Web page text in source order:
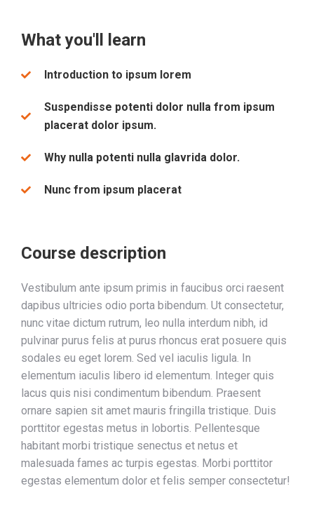
What you'll learn
Introduction to ipsum lorem
Suspendisse potenti dolor nulla from ipsum
placerat dolor ipsum.
Why nulla potenti nulla glavrida dolor.
Nunc from ipsum placerat
Course description
Vestibulum ante ipsum primis in faucibus orci raesent
dapibus ultricies odio porta bibendum. Ut consectetur,
nunc vitae dictum rutrum, leo nulla interdum nibh, id
pulvinar purus felis at purus rhoncus erat posuere quis
sodales eu eget lorem. Sed vel iaculis ligula. In
elementum iaculis libero id elementum. Integer quis
lacus quis nisi condimentum bibendum. Praesent
ornare sapien sit amet mauris fringilla tristique. Duis
porttitor egestas metus in lobortis. Pellentesque
habitant morbi tristique senectus et netus et
malesuada fames ac turpis egestas. Morbi porttitor
egestas elementum dolor et felis semper consectetur!